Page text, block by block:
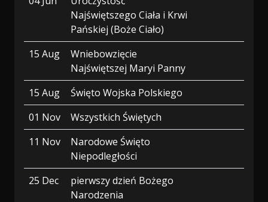
Najświętszego Ciała i Krwi
Pańskiej (Boże Ciało)
15 Aug
Wniebowzięcie
Najświętszej Maryi Panny
15 Aug
Święto Wojska Polskiego
01 Nov
Wszystkich Świętych
11 Nov
Narodowe Święto
Niepodległości
25 Dec
pierwszy dzień Bożego
Narodzenia